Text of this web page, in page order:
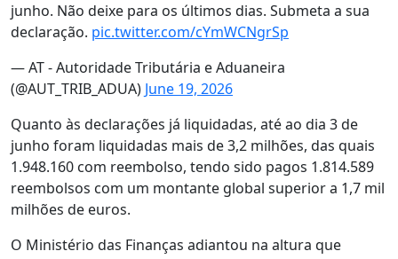
junho. Não deixe para os últimos dias. Submeta a sua
declaração. pic.twitter.com/cYmWCNgrSp
— AT - Autoridade Tributária e Aduaneira
(@AUT_TRIB_ADUA) June 19, 2026
Quanto às declarações já liquidadas, até ao dia 3 de
junho foram liquidadas mais de 3,2 milhões, das quais
1.948.160 com reembolso, tendo sido pagos 1.814.589
reembolsos com um montante global superior a 1,7 mil
milhões de euros.
O Ministério das Finanças adiantou na altura que